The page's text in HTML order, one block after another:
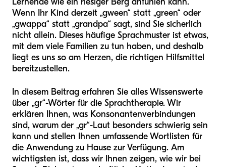
Wenn Ihr Kind derzeit „gween“ statt „green“ oder
„gwappa“ statt „grandpa“ sagt, sind Sie sicherlich
nicht allein. Dieses häufige Sprachmuster ist etwas,
mit dem viele Familien zu tun haben, und deshalb
liegt es uns so am Herzen, die richtigen Hilfsmittel
bereitzustellen.
In diesem Beitrag erfahren Sie alles Wissenswerte
über „gr“-Wörter für die Sprachtherapie. Wir
erklären Ihnen, was Konsonantenverbindungen
sind, warum der „gr“-Laut besonders schwierig sein
kann und stellen Ihnen umfassende Wortlisten für
die Anwendung zu Hause zur Verfügung. Am
wichtigsten ist, dass wir Ihnen zeigen, wie wir bei